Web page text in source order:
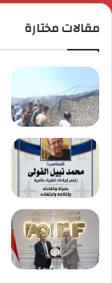
مقالات مختارة